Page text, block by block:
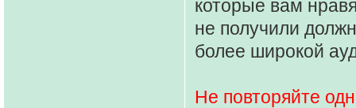
которые вам
не получили
более широкой
Не повторяйте